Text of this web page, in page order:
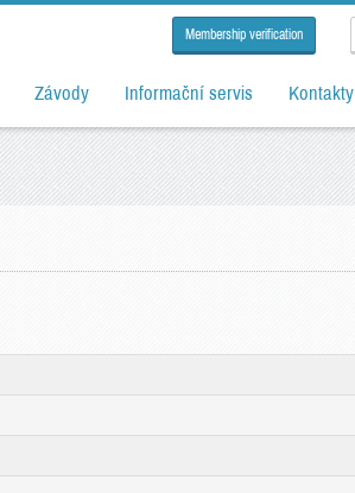
Membership verification
Závody Informační servis Kontakty